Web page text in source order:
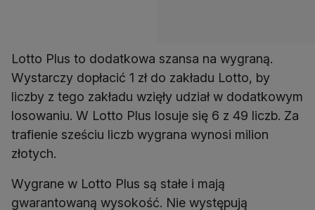
Lotto Plus to dodatkowa szansa na wygraną.
Wystarczy dopłacić 1 zł do zakładu Lotto, by
liczby z tego zakładu wzięły udział w dodatkowym
losowaniu. W Lotto Plus losuje się 6 z 49 liczb. Za
trafienie sześciu liczb wygrana wynosi milion
złotych.
Wygrane w Lotto Plus są stałe i mają
gwarantowaną wysokość. Nie występują